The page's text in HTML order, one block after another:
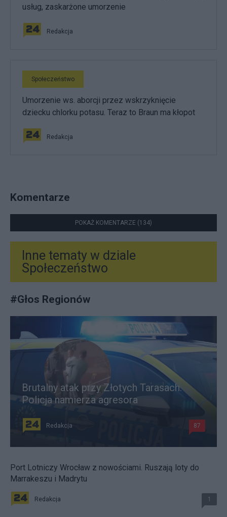
usług, zaskarżone umorzenie
Redakcja
Społeczeństwo
Umorzenie ws. aborcji przez wskrzyknięcie
dziecku chlorku potasu. Teraz to Braun ma kłopot
Redakcja
Komentarze
POKAŻ KOMENTARZE (134)
Inne tematy w dziale
Społeczeństwo
#Głos Regionów
Brutalny atak przy Złotych Tarasach.
Policja namierza agresora
Redakcja 87
Port Lotniczy Wrocław z nowościami. Ruszają loty do
Marrakeszu i Madrytu
Redakcja 1